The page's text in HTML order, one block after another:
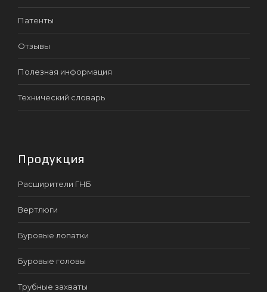
Патенты
Отзывы
Полезная информация
Технический словарь
Продукция
Расширители ГНБ
Вертлюги
Буровые лопатки
Буровые головы
Трубные захваты